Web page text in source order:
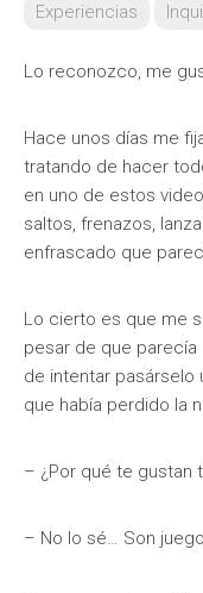
Experiencias
Lo reconozco, me
Hace unos días me
tratando de hacer
en uno de estos
saltos, frenazos,
enfrascado que
Lo cierto es que me
pesar de que
de intentar pasárselo
que había perdido la
– ¿Por qué te gustan
– No lo sé… Son